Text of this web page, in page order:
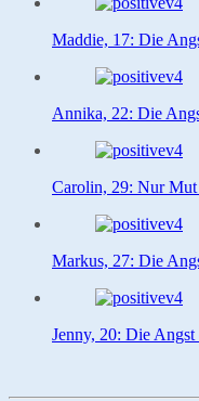
Maddie, 17: Die
Annika, 22: Die
Carolin, 29: Nur
Markus, 27: Die
Jenny, 20: Die